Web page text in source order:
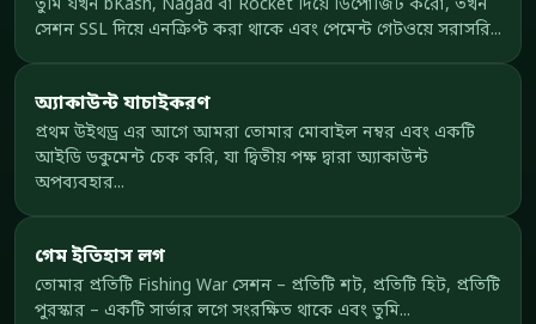
তুমি যখন bKash, Nagad বা Rocket দিয়ে ডিপোজিট করো, তখন
সেশন SSL দিয়ে এনক্রিপ্ট করা থাকে এবং পেমেন্ট গেটওয়ে সরাসরি...
অ্যাকাউন্ট যাচাইকরণ
প্রথম উইথড্র এর আগে আমরা তোমার মোবাইল নম্বর এবং একটি
আইডি ডকুমেন্ট চেক করি, যা দ্বিতীয় পক্ষ দ্বারা অ্যাকাউন্ট
অপব্যবহার...
গেম ইতিহাস লগ
তোমার প্রতিটি Fishing War সেশন – প্রতিটি শট, প্রতিটি হিট, প্রতিটি
পুরস্কার – একটি সার্ভার লগে সংরক্ষিত থাকে এবং তুমি...